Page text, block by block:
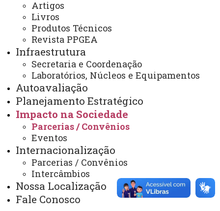
Artigos
Livros
Produtos Técnicos
Revista PPGEA
Infraestrutura
Secretaria e Coordenação
Laboratórios, Núcleos e Equipamentos
Autoavaliação
Planejamento Estratégico
Impacto na Sociedade
Parcerias / Convênios
Eventos
Internacionalização
Parcerias / Convênios
Intercâmbios
Nossa Localização
Fale Conosco
Sistemas
Telefones
Webmail
REITORIA
Secretaria Geral
Gabinete Reitoria
Secretaria dos Conselhos Superiores
PRÓ-REITORIAS
Administração e Finanças
Extensão
Graduação